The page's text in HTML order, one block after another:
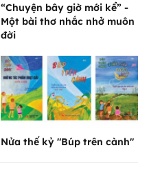
“Chuyện bây giờ mới kể” -
Một bài thơ nhắc nhở muôn
đời
Nửa thế kỷ "Búp trên cành"